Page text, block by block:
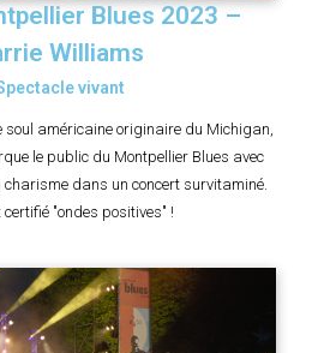
Blues 2023 –
Williams
vivant
soul américaine originaire du Michigan,
le public du Montpellier Blues avec
charisme dans un concert survitaminé.
certifié "ondes positives" !